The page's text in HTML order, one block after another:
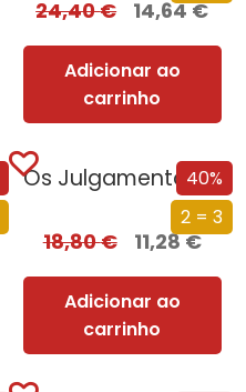
24,40€ 14,64€
Adicionar ao
carrinho
40%
2 = 3
Os Julgamentos de Nuremberga
18,80€ 11,28€
Adicionar ao
carrinho